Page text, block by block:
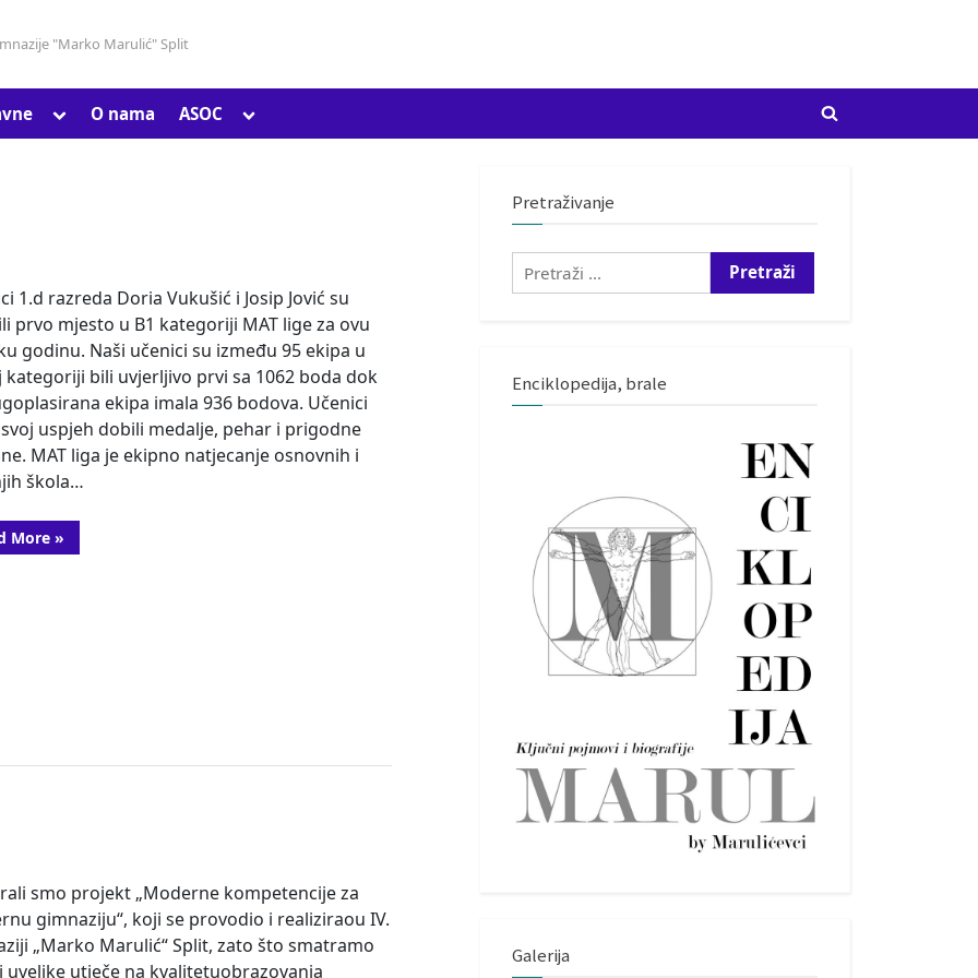
"Marko Marulić" Split
Toggle
menu
Toggle
sub-
O nama ASOC
Toggle
sub-
Toggle
1.d razreda Doria Vukušić i Josip Jović su
prvo mjesto u B1 kategoriji MAT lige za ovu
godinu. Naši učenici su između 95 ekipa u
kategoriji bili uvjerljivo prvi sa 1062 boda dok
ekipa imala 936 bodova. Učenici
uspjeh dobili medalje, pehar i prigodne
MAT liga je ekipno natjecanje osnovnih i
škola…
More“Mat
liga
»
smo projekt „Moderne kompetencije za
gimnaziju“, koji se provodio i realiziraou IV.
„Marko Marulić“ Split, zato što smatramo
uvelike utječe na kvalitetuobrazovanja
Pretraživanje
Pretraži:
Enciklopedija, brale
Galerija